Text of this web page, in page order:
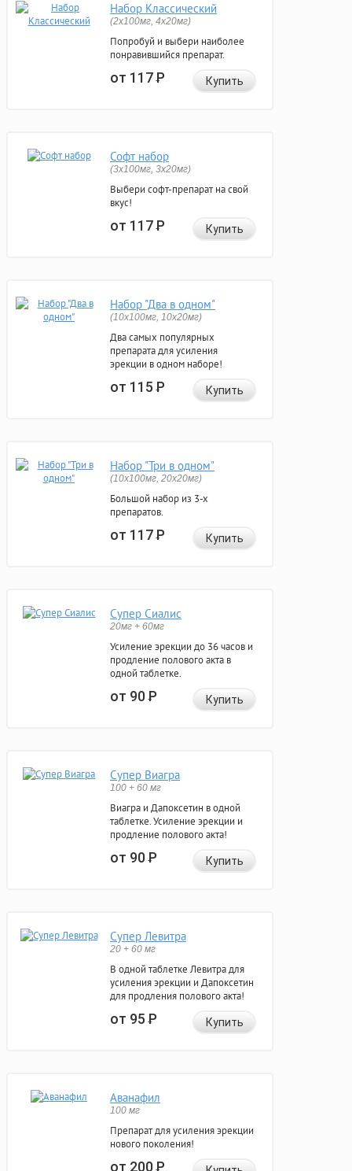
Набор Классический
(2x100мг, 4x20мг)
Попробуй и выбери наиболее
понравившийся препарат.
от 117Р Купить
Софт набор
(3x100мг, 3x20мг)
Выбери софт-препарат на свой
вкус!
от 117Р Купить
Набор "Два в одном"
(10x100мг, 10x20мг)
Два самых популярных
препарата для усиления
эрекции в одном наборе!
от 115Р Купить
Набор "Три в одном"
(10x100мг, 20x20мг)
Большой набор из 3-х
препаратов.
от 117Р Купить
Супер Сиалис
20мг + 60мг
Усиление эрекции до 36 часов и
продление полового акта в
одной таблетке.
от 90Р Купить
Супер Виагра
100 + 60 мг
Виагра и Дапоксетин в одной
таблетке. Усиление эрекции и
продление полового акта!
от 90Р Купить
Супер Левитра
20 + 60 мг
В одной таблетке Левитра для
усиления эрекции и Дапоксетин
для продления полового акта!
от 95Р Купить
Аванафил
100 мг
Препарат для усиления эрекции
нового поколения!
от 200Р